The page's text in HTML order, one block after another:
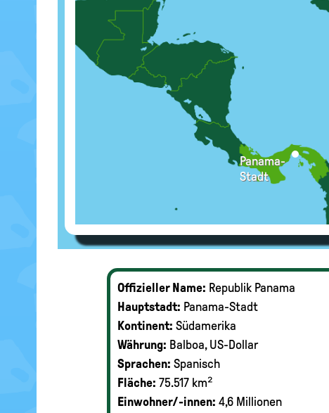
Panama-
Stadt
Offizieller Name: Republik Panama
Hauptstadt: Panama-Stadt
Kontinent: Südamerika
Währung: Balboa, US-Dollar
Sprachen: Spanisch
Fläche: 75.517 km²
Einwohner/-innen: 4,6 Millionen